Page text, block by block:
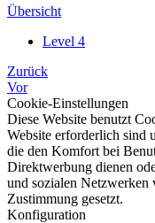
Übersicht
Level 4
Zurück
Vor
Cookie-Einstellungen
Diese Website benutzt
Website erforderlich sind
die den Komfort bei
Direktwerbung dienen
und sozialen Netzwerken
Zustimmung gesetzt.
Konfiguration